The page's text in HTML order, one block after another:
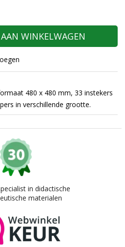
WINKELWAGEN
480 x 480 mm, 33 instekers
in verschillende grootte.
in didactische
materialen